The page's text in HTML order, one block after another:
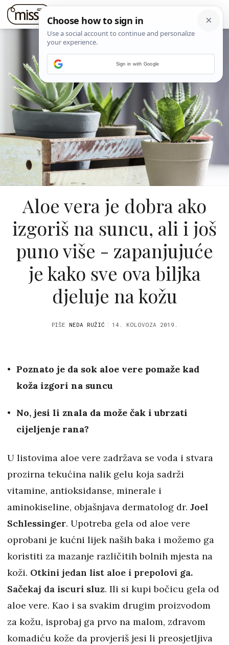
Aloe vera je dobra ako
izgoriš na suncu, ali i još
puno više - zapanjujuće
je kako sve ova biljka
djeluje na kožu
PIŠE NEDA RUŽIĆ 14. KOLOVOZA 2019.
Poznato je da sok aloe vere pomaže kad
koža izgori na suncu
No, jesi li znala da može čak i ubrzati
cijeljenje rana?
U listovima aloe vere zadržava se voda i stvara
prozirna tekućina nalik gelu koja sadrži
vitamine, antioksidanse, minerale i
aminokiseline, objašnjava dermatolog dr. Joel
Schlessinger. Upotreba gela od aloe vere
oprobani je kućni lijek naših baka i možemo ga
koristiti za mazanje različitih bolnih mjesta na
koži. Otkini jedan list aloe i prepolovi ga.
Sačekaj da iscuri sluz. Ili si kupi bočicu gela od
aloe vere. Kao i sa svakim drugim proizvodom
za kožu, isprobaj ga prvo na malom, zdravom
komadiću kože da provjeriš jesi li preosjetljiva
Sign in with Google